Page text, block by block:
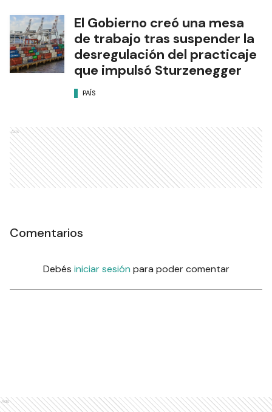
El Gobierno creó una mesa
de trabajo tras suspender la
desregulación del practicaje
que impulsó Sturzenegger
PAÍS
Ads
Comentarios
Debés iniciar sesión para poder comentar
Ads